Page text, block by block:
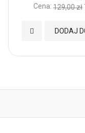
Cena: 129,00 zł
DODAJ
Dodaj